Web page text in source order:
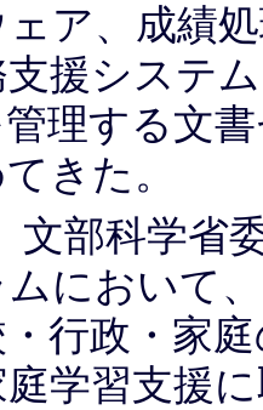
ア、成績
援システ
理する文
きた。
文部科学省
において
行政・家
学習支援